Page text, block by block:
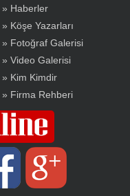
» Haberler
» Köşe Yazarları
» Fotoğraf Galerisi
» Video Galerisi
» Kim Kimdir
» Firma Rehberi